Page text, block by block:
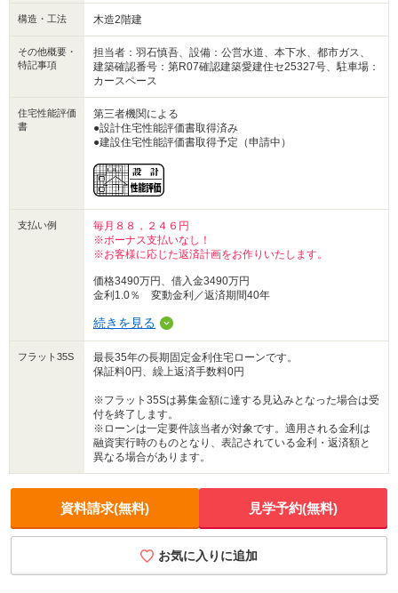
構造・工法 木造2階建
その他概要・
特記事項
担当者：羽石慎吾、設備：公営水道、本下水、都市ガス、
建築確認番号：第R07確認建築愛建住セ25327号、駐車場：
カースペース
住宅性能評価
書
第三者機関による
●設計住宅性能評価書取得済み
●建設住宅性能評価書取得予定（申請中）
支払い例
毎月８８，２４６円
※ボーナス支払いなし！
※お客様に応じた返済計画をお作りいたします。
価格3490万円、借入金3490万円
金利1.0％ 変動金利／返済期間40年
続きを見る
フラット35S
最長35年の長期固定金利住宅ローンです。
保証料0円、繰上返済手数料0円
※フラット35Sは募集金額に達する見込みとなった場合は受
付を終了します。
※ローンは一定要件該当者が対象です。適用される金利は
融資実行時のものとなり、表記されている金利・返済額と
異なる場合があります。
資料請求(無料) 見学予約(無料)
お気に入りに追加